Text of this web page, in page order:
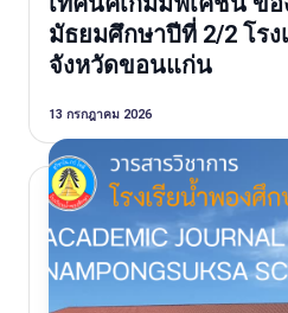
มัธยมศึกษาปีที่ 2/2 โร
จังหวัดขอนแก่น
13 กรกฎาคม 2026